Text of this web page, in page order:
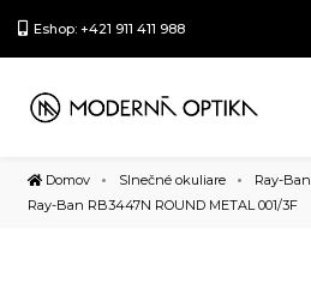
Eshop: +421 911 411 988
Domov Slnečné okuliare
Ray-Ban
Ray-Ban RB3447N ROUND METAL 001/3F